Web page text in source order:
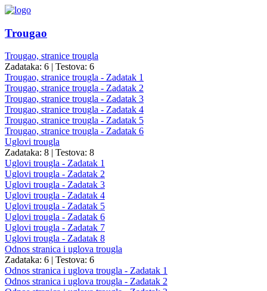
Trougao
Trougao, stranice trougla
Zadataka: 6 | Testova: 6
Trougao, stranice trougla - Zadatak 1
Trougao, stranice trougla - Zadatak 2
Trougao, stranice trougla - Zadatak 3
Trougao, stranice trougla - Zadatak 4
Trougao, stranice trougla - Zadatak 5
Trougao, stranice trougla - Zadatak 6
Uglovi trougla
Zadataka: 8 | Testova: 8
Uglovi trougla - Zadatak 1
Uglovi trougla - Zadatak 2
Uglovi trougla - Zadatak 3
Uglovi trougla - Zadatak 4
Uglovi trougla - Zadatak 5
Uglovi trougla - Zadatak 6
Uglovi trougla - Zadatak 7
Uglovi trougla - Zadatak 8
Odnos stranica i uglova trougla
Zadataka: 6 | Testova: 6
Odnos stranica i uglova trougla - Zadatak 1
Odnos stranica i uglova trougla - Zadatak 2